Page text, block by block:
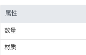
属性
数量
材质